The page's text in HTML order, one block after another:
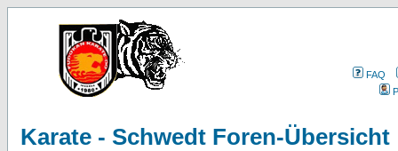
FAQ
Karate - Schwedt Foren-Übersicht